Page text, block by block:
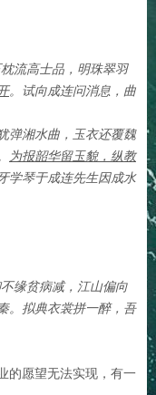
流高士品，明珠翠羽
。试向成连问消息，曲
弹湘水曲，玉衣还覆魏
为报韶华留玉貌，纵教
学琴于成连先生因成水
缘贫病减，江山偏向
。拟典衣裳拼一醉，吾
的愿望无法实现，有一